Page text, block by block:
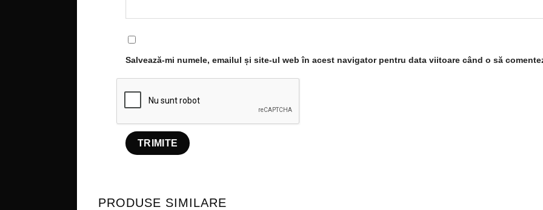
Salvează-mi numele, emailul și site-ul web în acest navigator pentru data viitoare când o să
PRODUSE SIMILARE